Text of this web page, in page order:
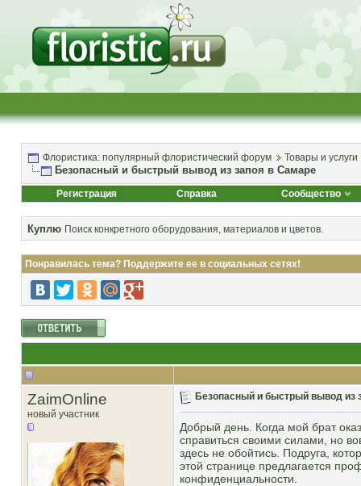
Флористика: популярный флористический форум Товары и услуги
Безопасный и быстрый вывод из запоя в Самаре
Регистрация Справка Сообщество
Куплю Поиск конкретного оборудования, материалов и цветов.
Понравилась тема? Поддержите ее в социальных сетях!
ZaimOnline
новый участник
Безопасный и быстрый вывод из
Добрый день. Когда мой брат
справиться своими силами, но
здесь не обойтись. Подруга,
этой странице предлагается
конфиденциальности.